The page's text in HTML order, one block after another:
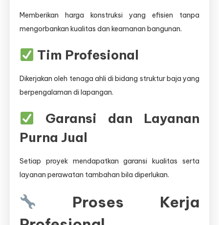
Memberikan harga konstruksi yang efisien tanpa
mengorbankan kualitas dan keamanan bangunan.
Tim Profesional
Dikerjakan oleh tenaga ahli di bidang struktur baja yang
berpengalaman di lapangan.
Garansi dan Layanan
Purna Jual
Setiap proyek mendapatkan garansi kualitas serta
layanan perawatan tambahan bila diperlukan.
Proses Kerja